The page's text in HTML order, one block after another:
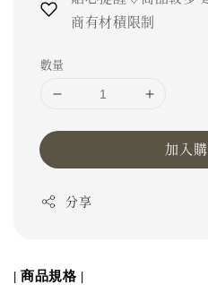
商有材積限制
數量
加入
分享
| 商品規格 |